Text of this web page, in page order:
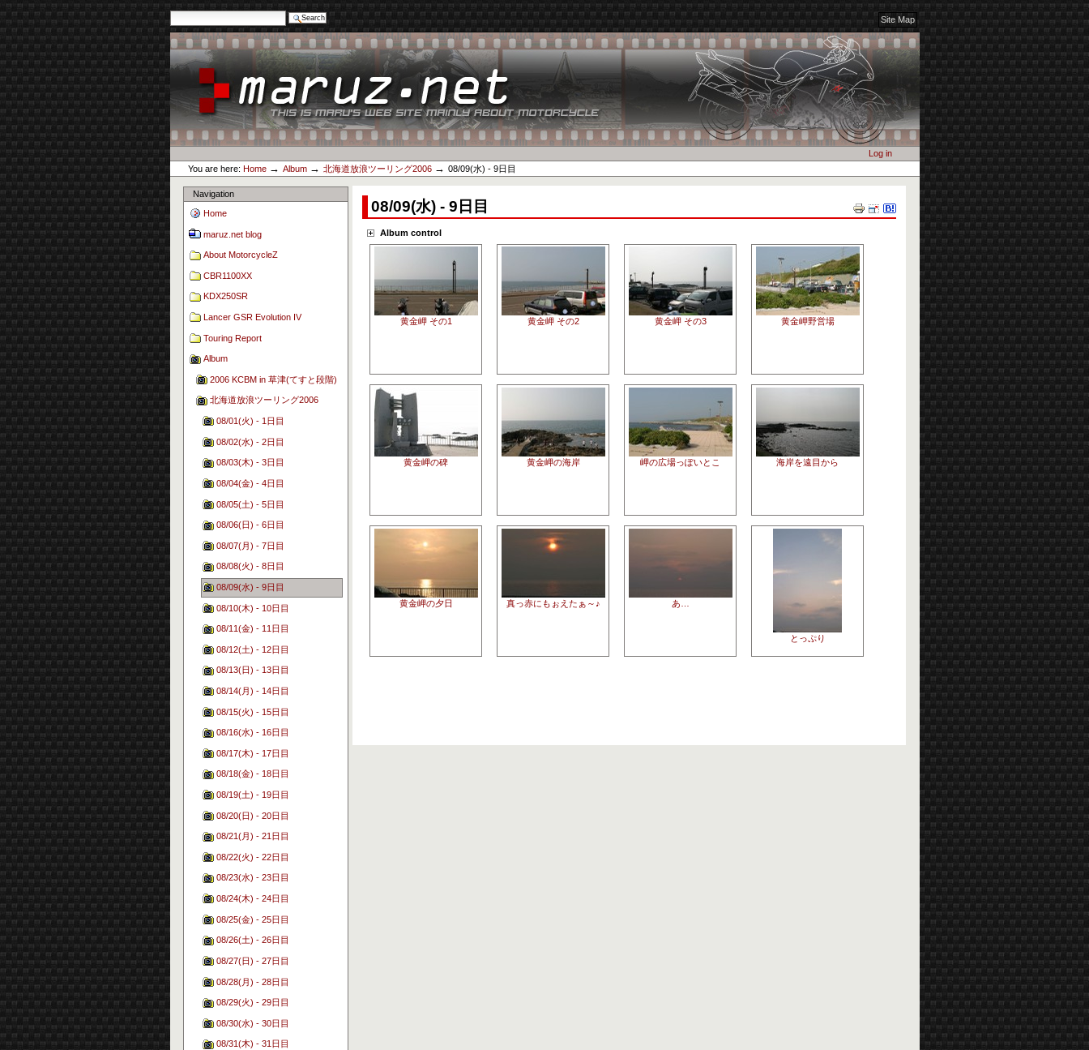
Advanced Search…
Site Map
Skip
to
content.
to
navigation
maruz.net
Personal
tools
Log in
You are here: Home → Album → 北海道放浪ツーリング2006 → 08/09(水) - 9日目
Navigation
Home
maruz.net blog
About MotorcycleZ
CBR1100XX
KDX250SR
Lancer GSR Evolution IV
Touring Report
Album
2006 KCBM in 草津(てすと段階)
北海道放浪ツーリング2006
08/01(火) - 1日目
08/02(水) - 2日目
08/03(木) - 3日目
08/04(金) - 4日目
08/05(土) - 5日目
08/06(日) - 6日目
08/07(月) - 7日目
08/08(火) - 8日目
08/09(水) - 9日目
08/10(木) - 10日目
08/11(金) - 11日目
08/12(土) - 12日目
08/13(日) - 13日目
08/14(月) - 14日目
08/15(火) - 15日目
08/16(水) - 16日目
08/17(木) - 17日目
08/18(金) - 18日目
08/19(土) - 19日目
08/20(日) - 20日目
08/21(月) - 21日目
08/22(火) - 22日目
08/23(水) - 23日目
08/24(木) - 24日目
08/25(金) - 25日目
08/26(土) - 26日目
08/27(日) - 27日目
08/28(月) - 28日目
08/29(火) - 29日目
08/30(水) - 30日目
08/31(木) - 31日目
Document
Actions
08/09(水) - 9日目
Album control
黄金岬 その1 黄金岬 その2 黄金岬 その3 黄金岬野営場
黄金岬の碑 黄金岬の海岸 岬の広場っぽいとこ 海岸を遠目から
黄金岬の夕日 真っ赤にもぉえたぁ～♪ あ…
とっぷり